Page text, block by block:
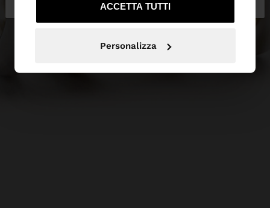
ACCETTA TUTTI
Personalizza